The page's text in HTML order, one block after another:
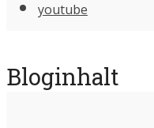
youtube
Bloginhalt